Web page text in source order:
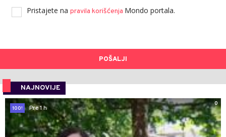
Pristajete na pravila korišćenja Mondo portala.
POŠALJI
NAJNOVIJE
0
100!
Pre 1 h